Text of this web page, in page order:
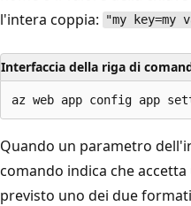
l'intera coppia:
"my key=my
Interfaccia della riga di
Quando un parametro
comando indica che
previsto uno dei due